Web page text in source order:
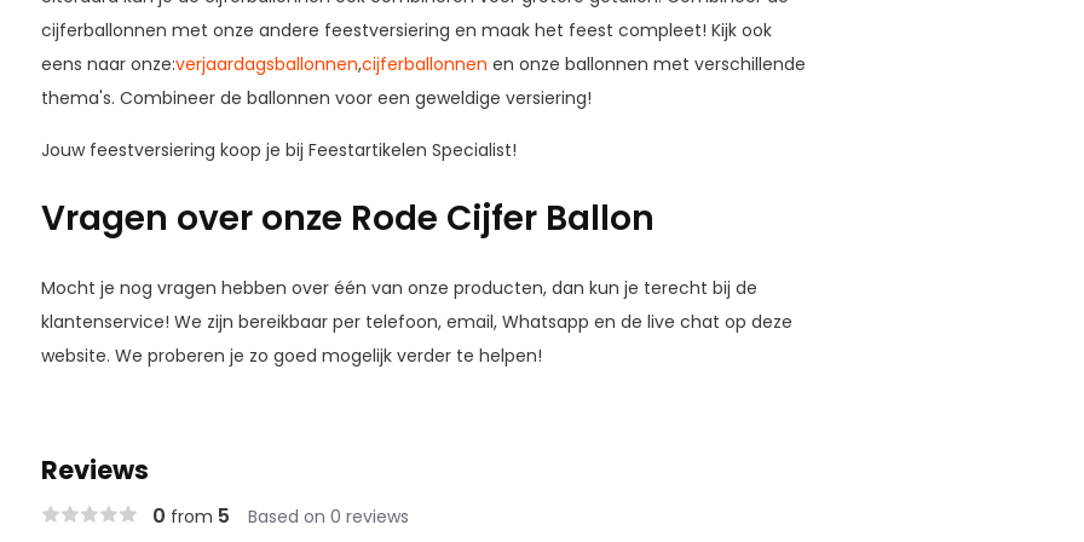
cijferballonnen met onze andere feestversiering en maak het feest compleet! Kijk ook
eens naar onze:verjaardagsballonnen,cijferballonnen en onze ballonnen met verschillende
thema's. Combineer de ballonnen voor een geweldige versiering!
Jouw feestversiering koop je bij Feestartikelen Specialist!
Vragen over onze Rode Cijfer Ballon
Mocht je nog vragen hebben over één van onze producten, dan kun je terecht bij de
klantenservice! We zijn bereikbaar per telefoon, email, Whatsapp en de live chat op deze
website. We proberen je zo goed mogelijk verder te helpen!
Reviews
0 from 5 Based on 0 reviews